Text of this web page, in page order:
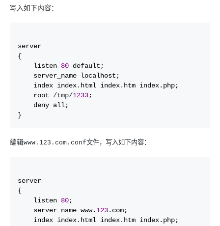
写入如下内容：
server
{
    listen
80 default;
    server_name localhost;
    index index.html index.htm index.php;
    root
/tmp/1233;
    deny all;
}
编辑www.123.com.conf文件，写入如下内容：
server
{
    listen
80;
    server_name www.
123 .com;
    index index.html index.htm index.php;